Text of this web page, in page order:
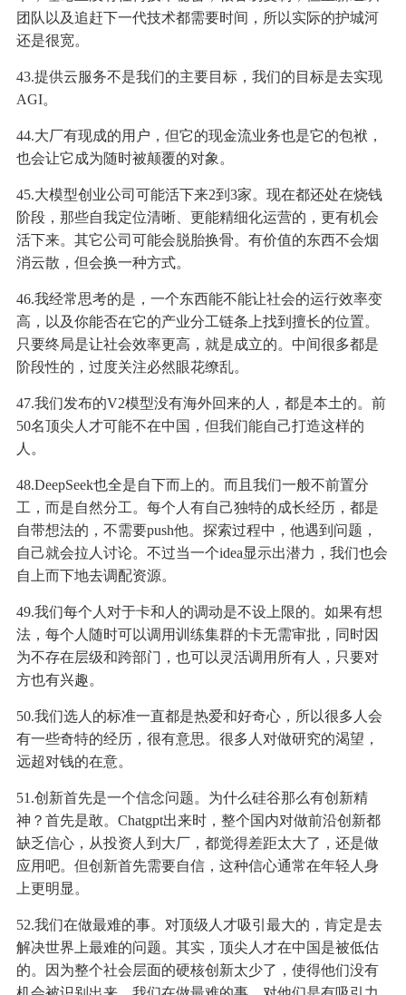
团队以及追赶下一代技术都需要时间，所以实际的护城河
还是很宽。
43.提供云服务不是我们的主要目标，我们的目标是去实现
AGI。
44.大厂有现成的用户，但它的现金流业务也是它的包袱，
也会让它成为随时被颠覆的对象。
45.大模型创业公司可能活下来2到3家。现在都还处在烧钱
阶段，那些自我定位清晰、更能精细化运营的，更有机会
活下来。其它公司可能会脱胎换骨。有价值的东西不会烟
消云散，但会换一种方式。
46.我经常思考的是，一个东西能不能让社会的运行效率变
高，以及你能否在它的产业分工链条上找到擅长的位置。
只要终局是让社会效率更高，就是成立的。中间很多都是
阶段性的，过度关注必然眼花缭乱。
47.我们发布的V2模型没有海外回来的人，都是本土的。前
50名顶尖人才可能不在中国，但我们能自己打造这样的
人。
48.DeepSeek也全是自下而上的。而且我们一般不前置分
工，而是自然分工。每个人有自己独特的成长经历，都是
自带想法的，不需要push他。探索过程中，他遇到问题，
自己就会拉人讨论。不过当一个idea显示出潜力，我们也会
自上而下地去调配资源。
49.我们每个人对于卡和人的调动是不设上限的。如果有想
法，每个人随时可以调用训练集群的卡无需审批，同时因
为不存在层级和跨部门，也可以灵活调用所有人，只要对
方也有兴趣。
50.我们选人的标准一直都是热爱和好奇心，所以很多人会
有一些奇特的经历，很有意思。很多人对做研究的渴望，
远超对钱的在意。
51.创新首先是一个信念问题。为什么硅谷那么有创新精
神？首先是敢。Chatgpt出来时，整个国内对做前沿创新都
缺乏信心，从投资人到大厂，都觉得差距太大了，还是做
应用吧。但创新首先需要自信，这种信心通常在年轻人身
上更明显。
52.我们在做最难的事。对顶级人才吸引最大的，肯定是去
解决世界上最难的问题。其实，顶尖人才在中国是被低估
的。因为整个社会层面的硬核创新太少了，使得他们没有